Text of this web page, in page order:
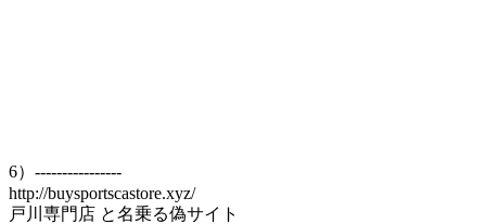
6）----------------
http://buysportscastore.xyz/
戸川専門店 と名乗る偽サイト